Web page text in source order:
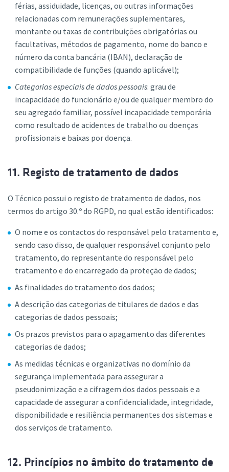
férias, assiduidade, licenças, ou outras informações
relacionadas com remunerações suplementares,
montante ou taxas de contribuições obrigatórias ou
facultativas, métodos de pagamento, nome do banco e
número da conta bancária (IBAN), declaração de
compatibilidade de funções (quando aplicável);
Categorias especiais de dados pessoais: grau de
incapacidade do funcionário e/ou de qualquer membro do
seu agregado familiar, possível incapacidade temporária
como resultado de acidentes de trabalho ou doenças
profissionais e baixas por doença.
11. Registo de tratamento de dados
O Técnico possui o registo de tratamento de dados, nos
termos do artigo 30.º do RGPD, no qual estão identificados:
O nome e os contactos do responsável pelo tratamento e,
sendo caso disso, de qualquer responsável conjunto pelo
tratamento, do representante do responsável pelo
tratamento e do encarregado da proteção de dados;
As finalidades do tratamento dos dados;
A descrição das categorias de titulares de dados e das
categorias de dados pessoais;
Os prazos previstos para o apagamento das diferentes
categorias de dados;
As medidas técnicas e organizativas no domínio da
segurança implementada para assegurar a
pseudonimização e a cifragem dos dados pessoais e a
capacidade de assegurar a confidencialidade, integridade,
disponibilidade e resiliência permanentes dos sistemas e
dos serviços de tratamento.
12. Princípios no âmbito do tratamento de